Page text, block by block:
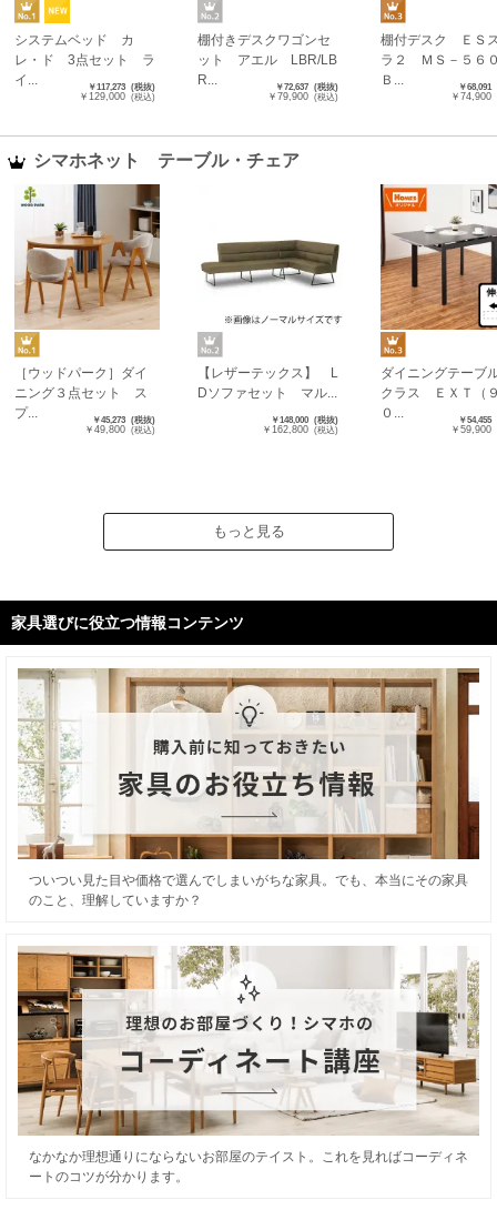
システムベッド カ
レ・ド 3点セット ラ
イ...
￥117,273 (税抜)
￥129,000 (税込)
棚付きデスクワゴンセ
ット アエル LBR/LB
R...
￥72,637 (税抜)
￥79,900 (税込)
棚付デスク ＥＳ
ラ２ ＭＳ－５
Ｂ...
￥68,091
￥74,900
シマホネット テーブル・チェア
［ウッドパーク］ダイ
ニング３点セット ス
プ...
￥45,273 (税抜)
￥49,800 (税込)
【レザーテックス】 L
Dソファセット マル...
￥148,000 (税抜)
￥162,800 (税込)
ダイニングテー
クラス ＥＸＴ（
０...
￥54,455
￥59,900
もっと見る
家具選びに役立つ情報コンテンツ
ついつい見た目や価格で選んでしまいがちな家具。でも、本当にその家具
のこと、理解していますか？
なかなか理想通りにならないお部屋のテイスト。これを見ればコーディネ
ートのコツが分かります。